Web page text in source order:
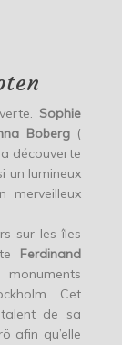
Sophie
Boberg(
découverte
un lumineux
merveilleux
sur les îles
Ferdinand
Cet
de sa
afin qu’elle